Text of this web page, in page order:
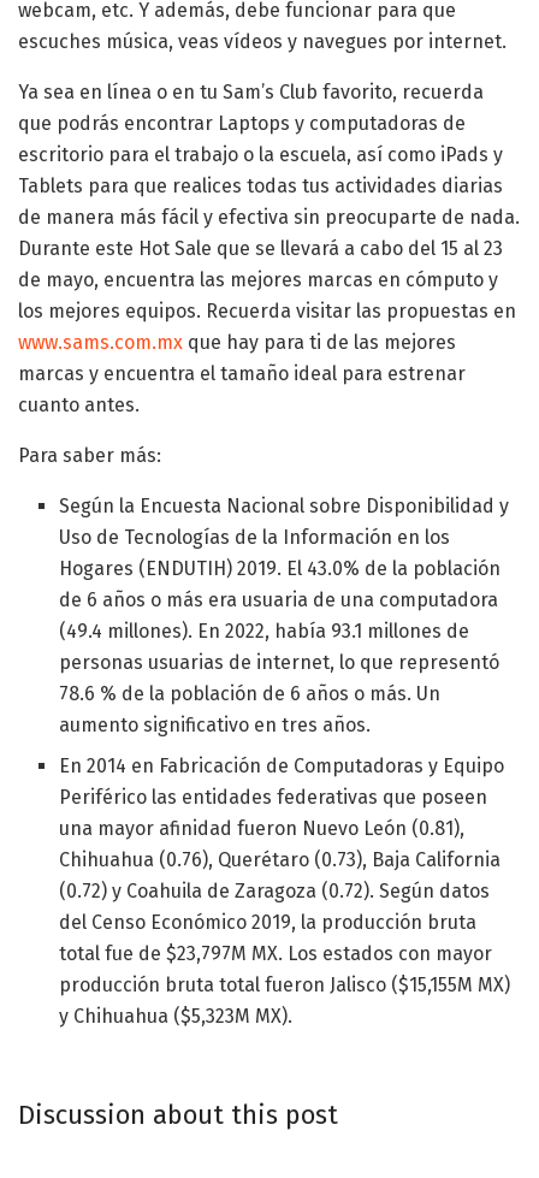
webcam, etc. Y además, debe funcionar para que
escuches música, veas vídeos y navegues por internet.
Ya sea en línea o en tu Sam’s Club favorito, recuerda
que podrás encontrar Laptops y computadoras de
escritorio para el trabajo o la escuela, así como iPads y
Tablets para que realices todas tus actividades diarias
de manera más fácil y efectiva sin preocuparte de nada.
Durante este Hot Sale que se llevará a cabo del 15 al 23
de mayo, encuentra las mejores marcas en cómputo y
los mejores equipos. Recuerda visitar las propuestas en
www.sams.com.mx que hay para ti de las mejores
marcas y encuentra el tamaño ideal para estrenar
cuanto antes.
Para saber más:
Según la Encuesta Nacional sobre Disponibilidad y
Uso de Tecnologías de la Información en los
Hogares (ENDUTIH) 2019. El 43.0% de la población
de 6 años o más era usuaria de una computadora
(49.4 millones). En 2022, había 93.1 millones de
personas usuarias de internet, lo que representó
78.6 % de la población de 6 años o más. Un
aumento significativo en tres años.
En 2014 en Fabricación de Computadoras y Equipo
Periférico las entidades federativas que poseen
una mayor afinidad fueron Nuevo León (0.81),
Chihuahua (0.76), Querétaro (0.73), Baja California
(0.72) y Coahuila de Zaragoza (0.72). Según datos
del Censo Económico 2019, la producción bruta
total fue de $23,797M MX. Los estados con mayor
producción bruta total fueron Jalisco ($15,155M MX)
y Chihuahua ($5,323M MX).
Discussion about this post